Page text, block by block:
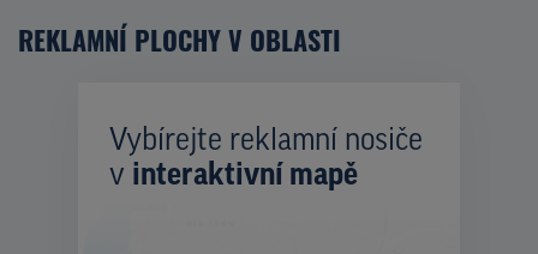
REKLAMNÍ PLOCHY V OBLASTI
Vybírejte reklamní nosiče
v interaktivní mapě